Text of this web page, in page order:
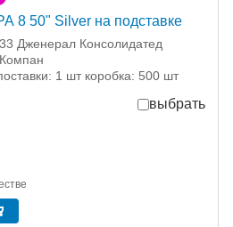
8 50" Silver на подставке
Дженерал Консолидатед
1 шт коробка: 500 шт
выбрать